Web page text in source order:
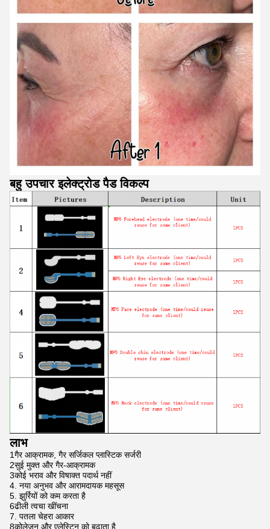
बहु उपचार इलेक्ट्रोड पैड विकल्प
लाभ
1गैर आक्रामक, गैर सर्जिकल प्लास्टिक सर्जरी
2सुई मुक्त और गैर-आक्रामक
3कोई भराव और विषाक्त पदार्थ नहीं
4. नया अनुभव और आरामदायक महसूस
5. झुर्रियों को कम करता है
6ढीली त्वचा खींचना
7. पतला चेहरा आकार
8कोलेजन और एलेस्टिन को बढ़ाता है